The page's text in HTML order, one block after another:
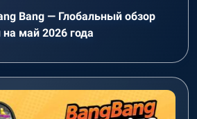
Bang — Глобальный обзор
май 2026 года